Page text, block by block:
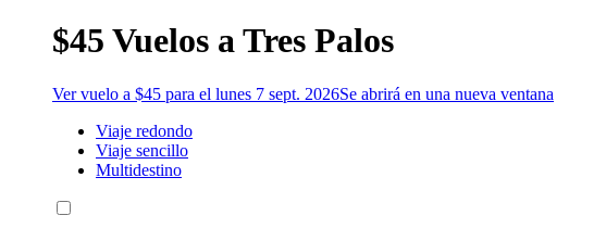
$45 Vuelos a Tres Palos
Ver vuelo a $45 para el lunes 7 sept. 2026Se abrirá en una nueva ventana
Viaje redondo
Viaje sencillo
Multidestino